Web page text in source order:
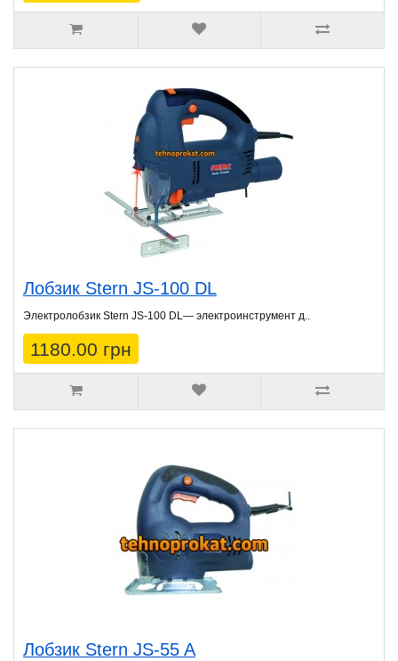
Лобзик Stern JS-100 DL
Электролобзик Stern JS-100 DL— электроинструмент д..
1180.00 грн
Лобзик Stern JS-55 A